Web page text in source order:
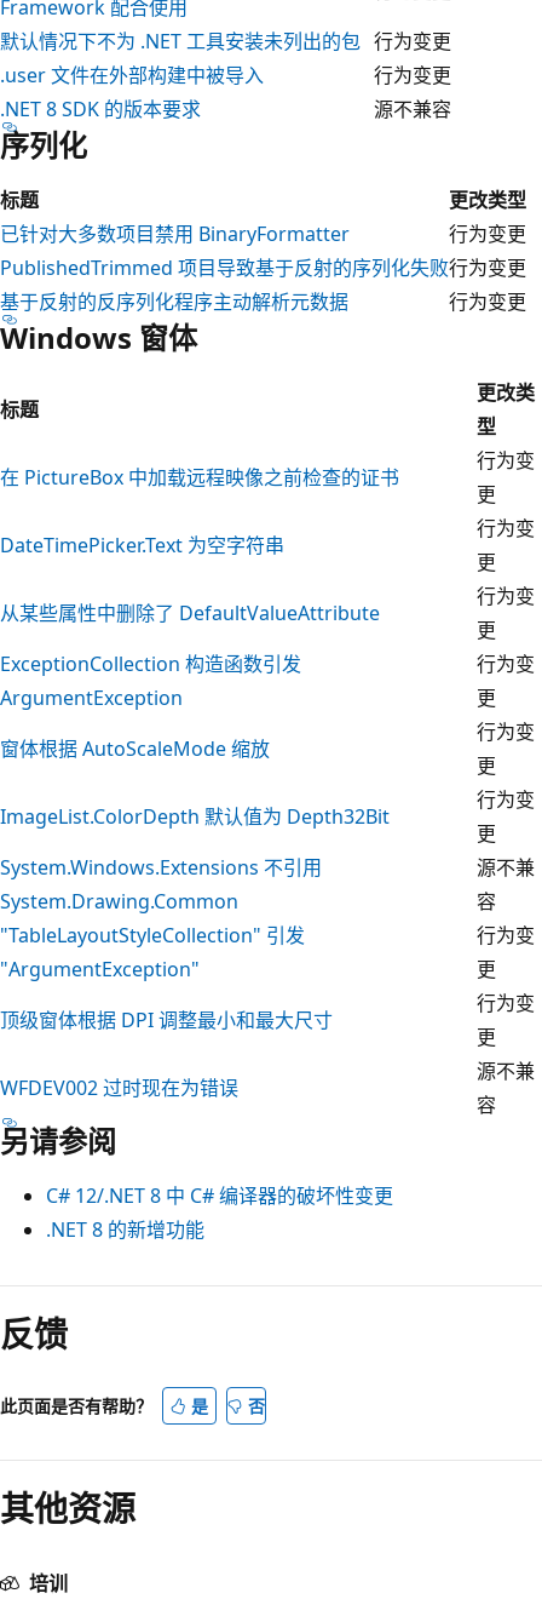
Framework 配合使用
默认情况下不为 .NET 工具安装未列出的包 行为变更
.user 文件在外部构建中被导入
行为变更
.NET 8 SDK 的版本要求
源不兼容
序列化
标题
更改类型
已针对大多数项目禁用 BinaryFormatter
行为变更
PublishedTrimmed 项目导致基于反射的序列化失败行为变更
基于反射的反序列化程序主动解析元数据
行为变更
Windows 窗体
标题
更改类
型
在 PictureBox 中加载远程映像之前检查的证书
行为变
更
DateTimePicker.Text 为空字符串
行为变
更
从某些属性中删除了 DefaultValueAttribute
行为变
更
ExceptionCollection 构造函数引发
ArgumentException
行为变
更
窗体根据 AutoScaleMode 缩放
行为变
更
ImageList.ColorDepth 默认值为 Depth32Bit
行为变
更
System.Windows.Extensions 不引用
System.Drawing.Common
源不兼
容
"TableLayoutStyleCollection" 引发
"ArgumentException"
行为变
更
顶级窗体根据 DPI 调整最小和最大尺寸
行为变
更
WFDEV002 过时现在为错误
源不兼
容
另请参阅
C# 12/.NET 8 中 C# 编译器的破坏性变更
.NET 8 的新增功能
反馈
此页面是否有帮助？ 是 否
其他资源
培训